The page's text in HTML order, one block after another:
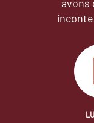
avons